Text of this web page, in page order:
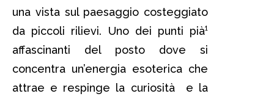
una vista sul paesaggio costeggiato
da piccoli rilievi. Uno dei punti pià¹
affascinanti del posto dove si
concentra un’energia esoterica che
attrae e respinge la curiosità e la